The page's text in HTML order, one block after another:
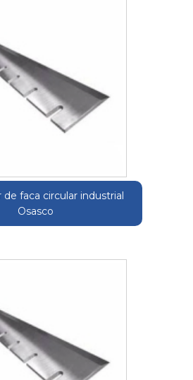
faca circular industrial
Osasco